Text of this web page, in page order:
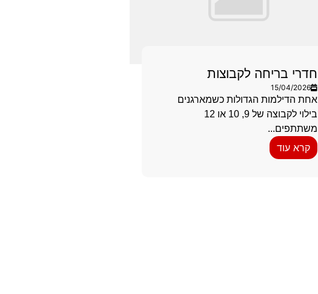
חדרי בריחה לקבוצות
15/04/2026
אחת הדילמות הגדולות כשמארגנים
בילוי לקבוצה של 9, 10 או 12
משתתפים...
קרא עוד